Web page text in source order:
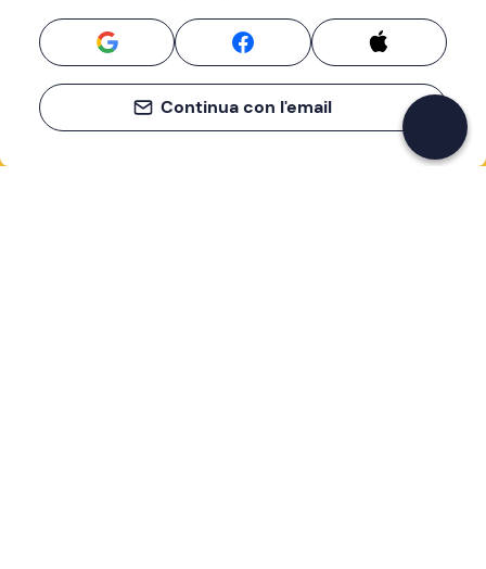
Se non sai mai cosa fare, sai cosa fare
Continua con l'email